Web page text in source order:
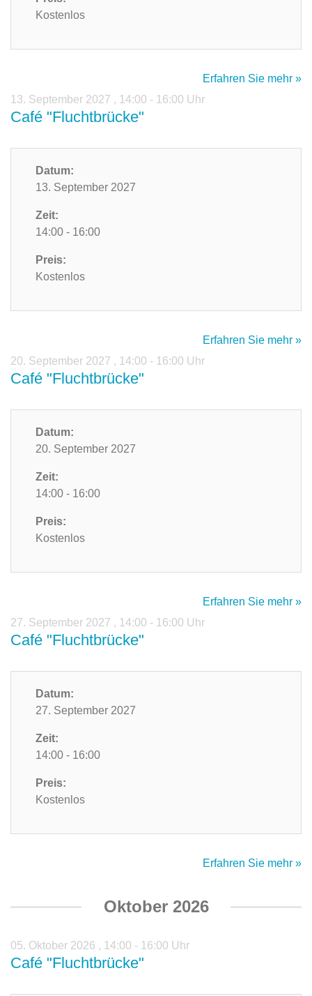
Kostenlos
Erfahren Sie mehr »
13. September 2027 , 14:00 - 16:00 Uhr
Café "Fluchtbrücke"
Datum:
13. September 2027
Zeit:
14:00 - 16:00
Preis:
Kostenlos
Erfahren Sie mehr »
20. September 2027 , 14:00 - 16:00 Uhr
Café "Fluchtbrücke"
Datum:
20. September 2027
Zeit:
14:00 - 16:00
Preis:
Kostenlos
Erfahren Sie mehr »
27. September 2027 , 14:00 - 16:00 Uhr
Café "Fluchtbrücke"
Datum:
27. September 2027
Zeit:
14:00 - 16:00
Preis:
Kostenlos
Erfahren Sie mehr »
Oktober 2026
05. Oktober 2026 , 14:00 - 16:00 Uhr
Café "Fluchtbrücke"